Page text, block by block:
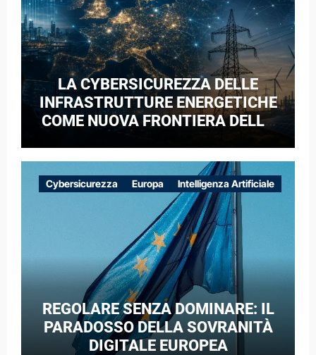
LA CYBERSICUREZZA DELLE
INFRASTRUTTURE ENERGETICHE
COME NUOVA FRONTIERA DELLA
CASO DELLE RETI ELETTRICHE
EUROPEE NEL CONTESTO DELLA
GUERRA IBRIDA
Cybersicurezza Europa Intelligenza Artificiale
REGOLARE SENZA DOMINARE: IL
PARADOSSO DELLA SOVRANITÀ
DIGITALE EUROPEA